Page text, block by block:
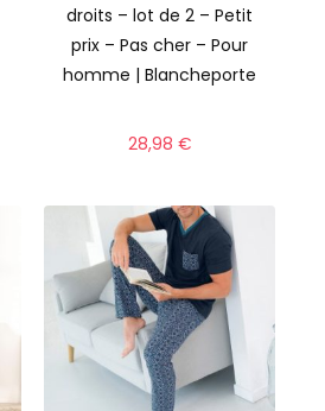
droits – lot de 2 – Petit
prix – Pas cher – Pour
homme | Blancheporte
28,98 €